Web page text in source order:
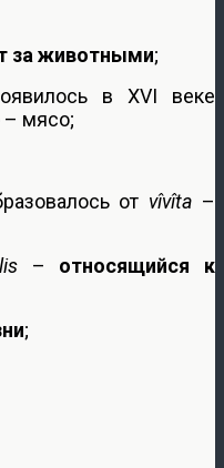
за животными;
в XVI веке
– мясо;
от vîvîta –
– относящийся к
;